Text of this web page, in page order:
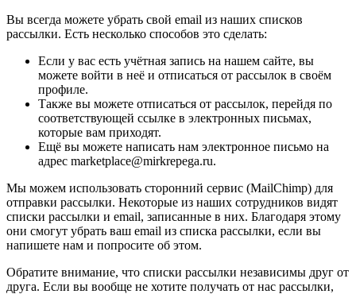
Вы всегда можете убрать свой email из наших списков
рассылки. Есть несколько способов это сделать:
Если у вас есть учётная запись на нашем сайте, вы
можете войти в неё и отписаться от рассылок в своём
профиле.
Также вы можете отписаться от рассылок, перейдя по
соответствующей ссылке в электронных письмах,
которые вам приходят.
Ещё вы можете написать нам электронное письмо на
адрес marketplace@mirkrepega.ru.
Мы можем использовать сторонний сервис (MailChimp) для
отправки рассылки. Некоторые из наших сотрудников видят
списки рассылки и email, записанные в них. Благодаря этому
они смогут убрать ваш email из списка рассылки, если вы
напишете нам и попросите об этом.
Обратите внимание, что списки рассылки независимы друг от
друга. Если вы вообще не хотите получать от нас рассылки,